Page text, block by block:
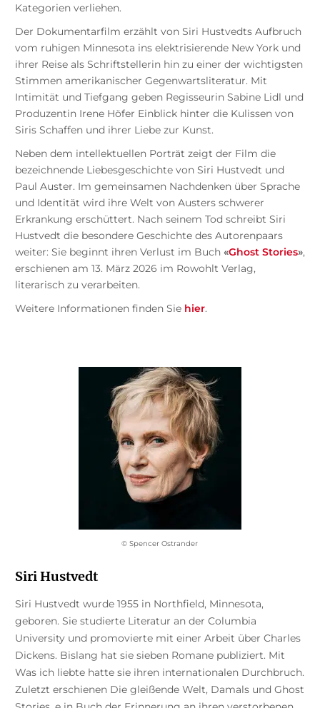
Kategorien verliehen.
Der Dokumentarfilm erzählt von Siri Hustvedts Aufbruch
vom ruhigen Minnesota ins elektrisierende New York und
ihrer Reise als Schriftstellerin hin zu einer der wichtigsten
Stimmen amerikanischer Gegenwartsliteratur. Mit
Intimität und Tiefgang geben Regisseurin Sabine Lidl und
Produzentin Irene Höfer Einblick hinter die Kulissen von
Siris Schaffen und ihrer Liebe zur Kunst.
Neben dem intellektuellen Porträt zeigt der Film die
bezeichnende Liebesgeschichte von Siri Hustvedt und
Paul Auster. Im gemeinsamen Nachdenken über Sprache
und Identität wird ihre Welt von Austers schwerer
Erkrankung erschüttert. Nach seinem Tod schreibt Siri
Hustvedt die besondere Geschichte des Autorenpaars
weiter: Sie beginnt ihren Verlust im Buch «Ghost Stories»,
erschienen am 13. März 2026 im Rowohlt Verlag,
literarisch zu verarbeiten.
Weitere Informationen finden Sie hier.
© Spencer Ostrander
Siri Hustvedt
Siri Hustvedt wurde 1955 in Northfield, Minnesota,
geboren. Sie studierte Literatur an der Columbia
University und promovierte mit einer Arbeit über Charles
Dickens. Bislang hat sie sieben Romane publiziert. Mit
Was ich liebte hatte sie ihren internationalen Durchbruch.
Zuletzt erschienen Die gleißende Welt, Damals und Ghost